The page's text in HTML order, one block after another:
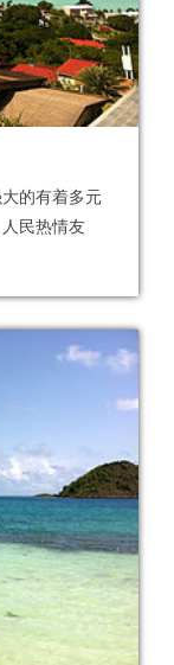
的有着多元
民热情友